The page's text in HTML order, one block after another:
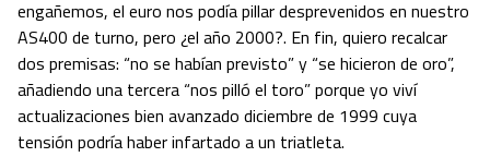
engañemos, el euro nos podía pillar desprevenidos en nuestro
AS400 de turno, pero ¿el año 2000?. En fin, quiero recalcar
dos premisas: “no se habían previsto” y “se hicieron de oro”,
añadiendo una tercera “nos pilló el toro” porque yo viví
actualizaciones bien avanzado diciembre de 1999 cuya
tensión podría haber infartado a un triatleta.